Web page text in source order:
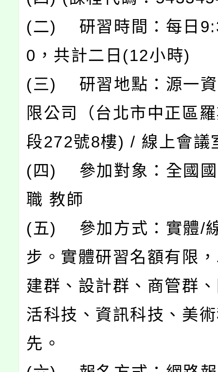
(二) 研習時間：每日
0，共計二日(12小時)
(三) 研習地點：源一資
限公司（台北市中正區
段272號8樓) / 線上會議
(四) 參加對象：全國國
職 教師
(五) 參加方式：實體/
步。實體研習名額有限
建群、設計群、商管群
活科技、資訊科技、美
先。